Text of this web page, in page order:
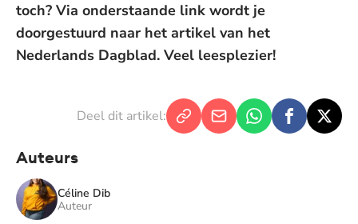
toch? Via onderstaande link wordt je
doorgestuurd naar het artikel van het
Nederlands Dagblad. Veel leesplezier!
Deel dit artikel:
Auteurs
Céline Dib
Auteur